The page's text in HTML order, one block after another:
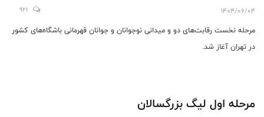
1404/06/04
921
مرحله نخست رقابت‌های دو و میدانی نوجوانان و جوانان قهرمانی باشگاه‌های کشور
در تهران آغاز شد.
مرحله اول لیگ بزرگسالان